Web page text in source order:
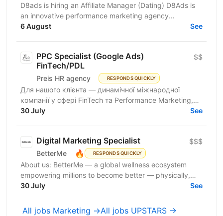
D8ads is hiring an Affiliate Manager (Dating) D8Ads is
an innovative performance marketing agency
dedicated exclusively to the dating vertical. Born
6 August See
PPC Specialist (Google Ads)
FinTech/PDL
Preis HR agency RESPONDS QUICKLY
$$
Для нашого клієнта — динамічної міжнародної
компанії у сфері FinTech та Performance Marketing,
що успішно масштабується на світових ринках та
30 July See
Digital Marketing Specialist
BetterMe 🔥 RESPONDS QUICKLY
$$$
About us: BetterMe — a global wellness ecosystem
empowering millions to become better — physically,
mentally, and emotionally. We build what makes
30 July See
All jobs Marketing →All jobs UPSTARS →